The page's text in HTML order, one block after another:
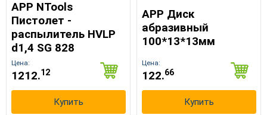
APP NTools
Пистолет -
распылитель HVLP
d1,4 SG 828
Цена:
1212.12
Купить
APP Диск
абразивный
100*13*13мм
Цена:
122.66
Купить